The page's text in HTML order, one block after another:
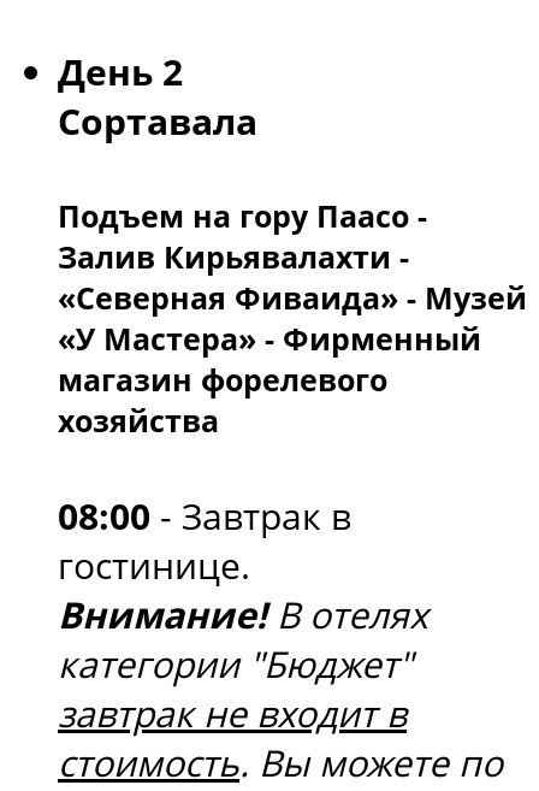
День 2
Сортавала
Подъем на гору Паасо -
Залив Кирьявалахти -
«Северная Фиваида» - Музей
«У Мастера» - Фирменный
магазин форелевого
хозяйства
08:00 - Завтрак в
гостинице.
Внимание!В отелях
категории "Бюджет"
завтрак не входит в
стоимость. Вы можете по